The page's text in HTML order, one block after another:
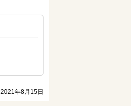
2021年8月15日